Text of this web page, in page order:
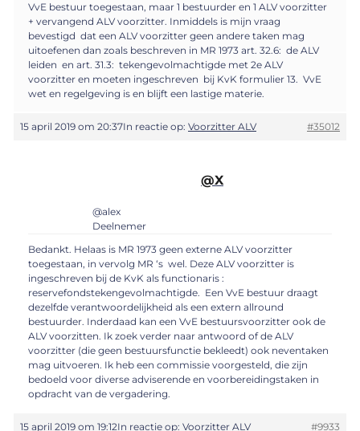
VvE bestuur toegestaan, maar 1 bestuurder en 1 ALV voorzitter
+ vervangend ALV voorzitter. Inmiddels is mijn vraag
bevestigd dat een ALV voorzitter geen andere taken mag
uitoefenen dan zoals beschreven in MR 1973 art. 32.6: de ALV
leiden en art. 31.3: tekengevolmachtigde met 2e ALV
voorzitter en moeten ingeschreven bij KvK formulier 13. VvE
wet en regelgeving is en blijft een lastige materie.
15 april 2019 om 20:37In reactie op: Voorzitter ALV #35012
@X
@alex
Deelnemer
Bedankt. Helaas is MR 1973 geen externe ALV voorzitter
toegestaan, in vervolg MR ‘s wel. Deze ALV voorzitter is
ingeschreven bij de KvK als functionaris :
reservefondstekengevolmachtigde. Een VvE bestuur draagt
dezelfde verantwoordelijkheid als een extern allround
bestuurder. Inderdaad kan een VvE bestuursvoorzitter ook de
ALV voorzitten. Ik zoek verder naar antwoord of de ALV
voorzitter (die geen bestuursfunctie bekleedt) ook neventaken
mag uitvoeren. Ik heb een commissie voorgesteld, die zijn
bedoeld voor diverse adviserende en voorbereidingstaken in
opdracht van de vergadering.
15 april 2019 om 19:12In reactie op: Voorzitter ALV #9933